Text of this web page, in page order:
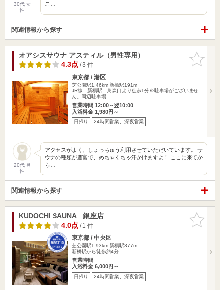
30代 女
性
こ…
関連情報から探す
お気に入
りに追加
オアシスサウナ アスティル（男性専用）
4.3点/ 3 件
東京都 / 港区
芝公園駅1.46km 新橋駅191m
JR線 新橋駅 鳥森口より徒歩1分※駐車場がございませ
ん。周辺駐車場…
営業時間 12:00～翌10:00
入浴料金 1,980円～
日帰り 24時間営業、深夜営業
20代 男
性
アクセスがよく、しょっちゅう利用させていただいています。 サ
ウナの種類が豊富で、めちゃくちゃ汗かけますよ！ ここに来てか
ら…
関連情報から探す
お気に入
りに追加
KUDOCHI SAUNA 銀座店
4.0点/ 1 件
東京都 / 中央区
芝公園駅1.93km 新橋駅377m
新橋駅から徒歩約4分
営業時間
入浴料金 6,000円～
日帰り 24時間営業、深夜営業